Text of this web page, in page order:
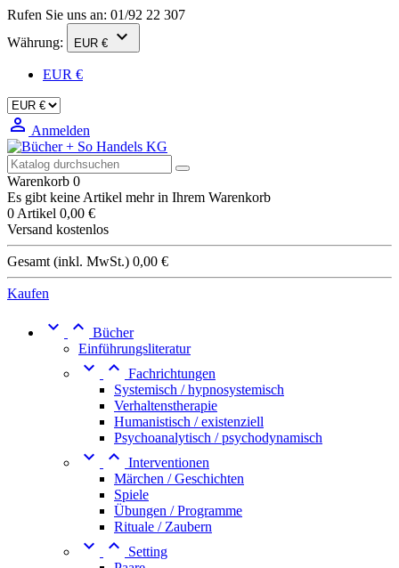
Rufen Sie uns an: 01/92 22 307
Währung:
EUR € 
EUR €
 Anmelden
Warenkorb 0
Es gibt keine Artikel mehr in Ihrem Warenkorb
0 Artikel 0,00 €
Versand kostenlos
Gesamt (inkl. MwSt.) 0,00 €
Kaufen
  Bücher
Einführungsliteratur
  Fachrichtungen
Systemisch / hypnosystemisch
Verhaltenstherapie
Humanistisch / existenziell
Psychoanalytisch / psychodynamisch
  Interventionen
Märchen / Geschichten
Spiele
Übungen / Programme
Rituale / Zaubern
 
Setting